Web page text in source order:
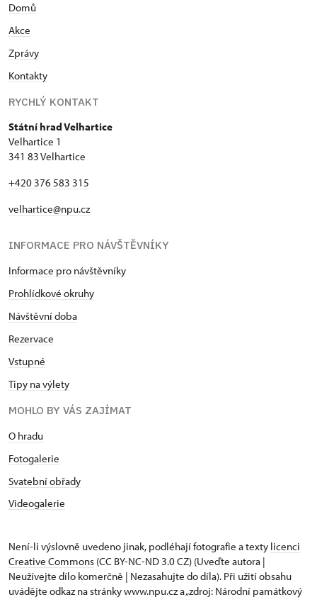
Domů
Akce
Zprávy
Kontakty
RYCHLÝ KONTAKT
Státní hrad Velhartice
Velhartice 1
341 83 Velhartice
+420 376 583 315
velhartice@npu.cz
INFORMACE PRO NÁVŠTĚVNÍKY
Informace pro návštěvníky
Prohlídkové okruhy
Návštěvní doba
Rezervace
Vstupné
Tipy na výlety
MOHLO BY VÁS ZAJÍMAT
O hradu
Fotogalerie
Svatební obřady
Videogalerie
Není-li výslovně uvedeno jinak, podléhají fotografie a texty licenci
Creative Commons (CC BY-NC-ND 3.0 CZ) (Uveďte autora |
Neužívejte dílo komerčně | Nezasahujte do díla). Při užití obsahu
uvádějte odkaz na stránky www.npu.cz a „zdroj: Národní památkový